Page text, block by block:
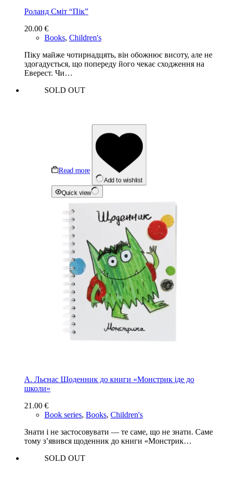
Роланд Сміт “Пiк”
20.00 €
Books, Children's
Піку майже чотирнадцять, він обожнює висоту, але не
здогадується, що попереду його чекає сходження на
Еверест. Чи…
SOLD OUT
Read more
Add to wishlist
Quick view
А. Льєнас Щоденник до книги «Монстрик іде до
школи»
21.00 €
Book series, Books, Children's
Знати і не застосовувати — те саме, що не знати. Саме
тому з’явився щоденник до книги «Монстрик…
SOLD OUT